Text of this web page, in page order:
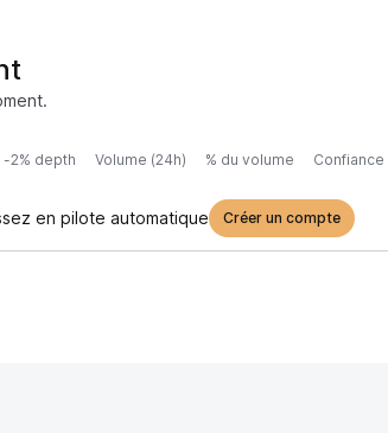
-2% depth Volume (24h) % du volume Confiance
en pilote automatique Créer un compte